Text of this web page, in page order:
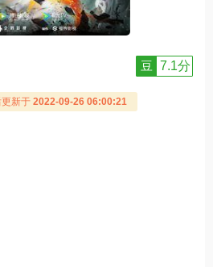
豆 7.1分
新于 2022-09-26 06:00:21